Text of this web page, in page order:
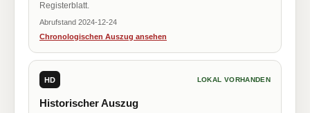
Registerblatt.
Abrufstand 2024-12-24
Chronologischen Auszug ansehen
HD LOKAL VORHANDEN
Historischer Auszug